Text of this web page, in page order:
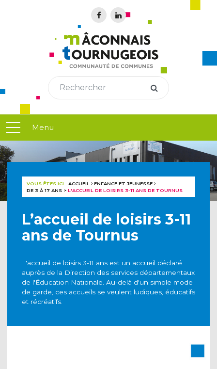
Menu
VOUS ÊTES ICI : ACCUEIL
ENFANCE ET JEUNESSE
DE 3 À 17 ANS > L'ACCUEIL DE LOISIRS 3-11 ANS DE TOURNUS
L’accueil de loisirs 3-11
ans de Tournus
L'accueil de loisirs 3-11 ans est un accueil déclaré
auprès de la Direction des services départementaux
de l'Éducation Nationale. Au-delà d'un simple mode
de garde, ces accueils se veulent ludiques, éducatifs
et récréatifs.